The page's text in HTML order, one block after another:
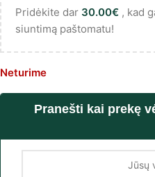
Pridėkite dar 30.00€ , kad
siuntimą paštomatu!
Neturime
Pranešti kai prekę